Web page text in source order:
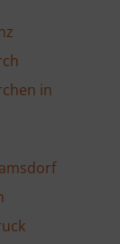
in